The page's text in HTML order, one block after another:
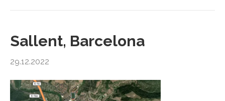
Sallent, Barcelona
29.12.2022